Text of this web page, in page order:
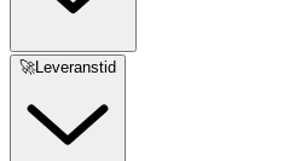
🚀Leveranstid